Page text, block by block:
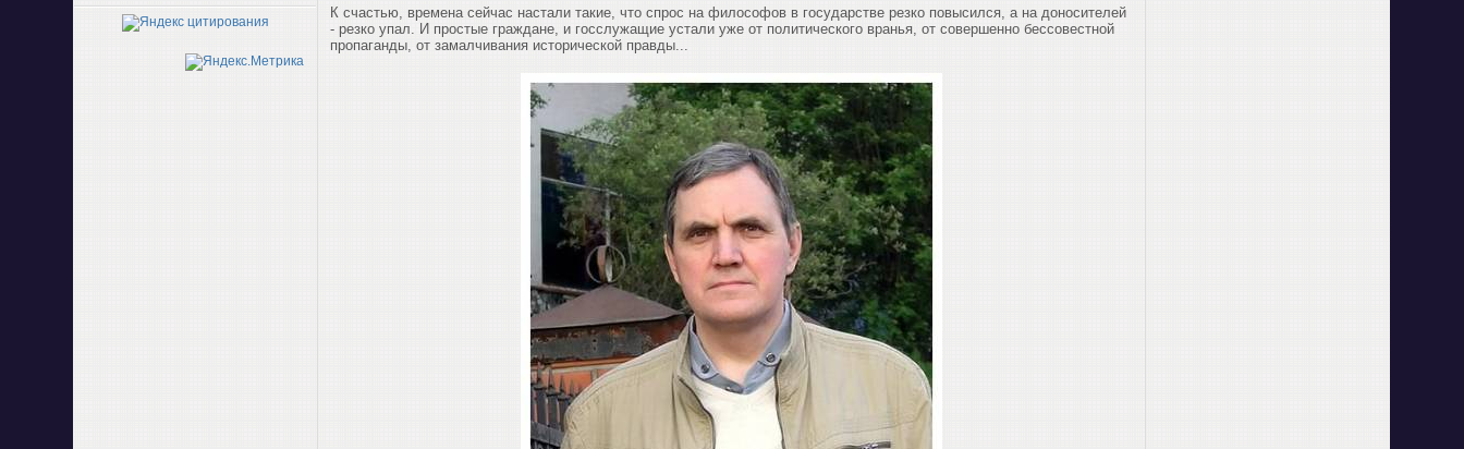
К счастью, времена сейчас настали такие, что спрос на философов в государстве резко повысился, а на доносителей
- резко упал. И простые граждане, и госслужащие устали уже от политического вранья, от совершенно бессовестной
пропаганды, от замалчивания исторической правды...